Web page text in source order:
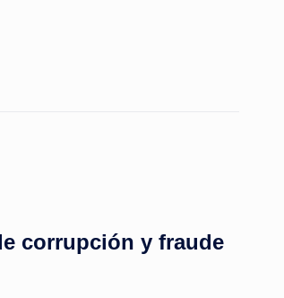
corrupción y fraude